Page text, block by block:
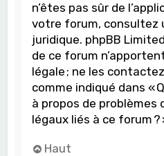
n’êtes pas sûr de
votre forum, consultez
juridique. phpBB
de ce forum
légale ; ne les
comme indiqué dans «
à propos de problèmes
légaux liés à ce forum ?
Haut